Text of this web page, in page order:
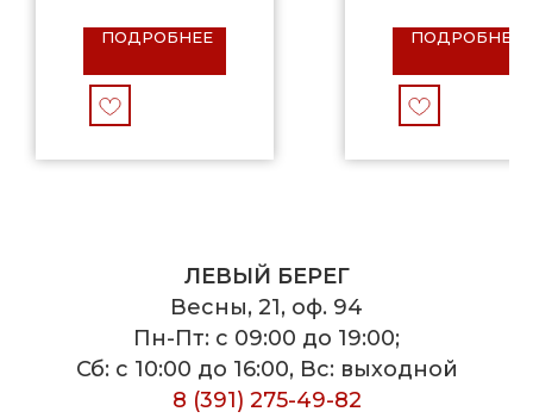
ПОДРОБНЕЕ ПОДРОБНЕЕ
ЛЕВЫЙ БЕРЕГ
Весны, 21, оф. 94
Пн-Пт: с 09:00 до 19:00;
Сб: с 10:00 до 16:00, Вс: выходной
8 (391) 275-49-82